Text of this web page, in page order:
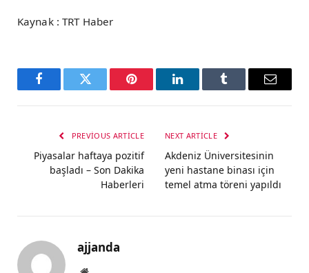
Kaynak : TRT Haber
FacebookTwitter Pinterest LinkedInTumblr Email
PREVIOUS ARTICLE
Piyasalar haftaya pozitif
başladı – Son Dakika
Haberleri
NEXT ARTICLE
Akdeniz Üniversitesinin
yeni hastane binası için
temel atma töreni yapıldı
ajjanda